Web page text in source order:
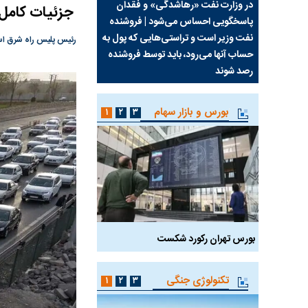
جزئیات
رئیس پلیس راه شرق
در وزارت نفت «رهاشدگی» و فقدان
پاسخگویی احساس می‌شود | فروشنده
نفت وزیر است و تراستی‌هایی که پول به
حساب آنها می‌رود، باید توسط فروشنده
رصد شوند
چرا رویای آمریکایی
نابودی محور
بورس و بازار سهام
بورس تهران رکورد شکست سیگنال مثبت
۱ ۲ ۳
تکنولوژی جنگی ۱ ۲ ۳